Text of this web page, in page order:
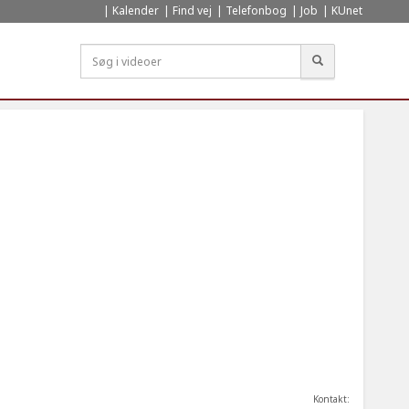
Kalender Find vej Telefonbog Job KUnet
Kontakt: